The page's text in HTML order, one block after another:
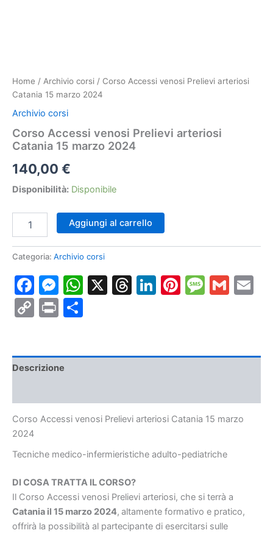
Home / Archivio corsi / Corso Accessi venosi Prelievi arteriosi
Catania 15 marzo 2024
Archivio corsi
Corso Accessi venosi Prelievi arteriosi
Catania 15 marzo 2024
140,00 €
Disponibilità: Disponibile
Accessi
Prelievi
Catania
15
marzo
2024
Aggiungi al carrello
Categoria: Archivio corsi
Facebook
Messenger
WhatsApp
X Threads
LinkedIn
Pinterest
Copy
Print
Descrizione
Corso Accessi venosi Prelievi arteriosi Catania 15 marzo
2024
Tecniche medico-infermieristiche adulto-pediatriche
DI COSA TRATTA IL CORSO?
Il Corso Accessi venosi Prelievi arteriosi, che si terrà a
Catania il 15 marzo 2024, altamente formativo e pratico,
offrirà la possibilità al partecipante di esercitarsi sulle